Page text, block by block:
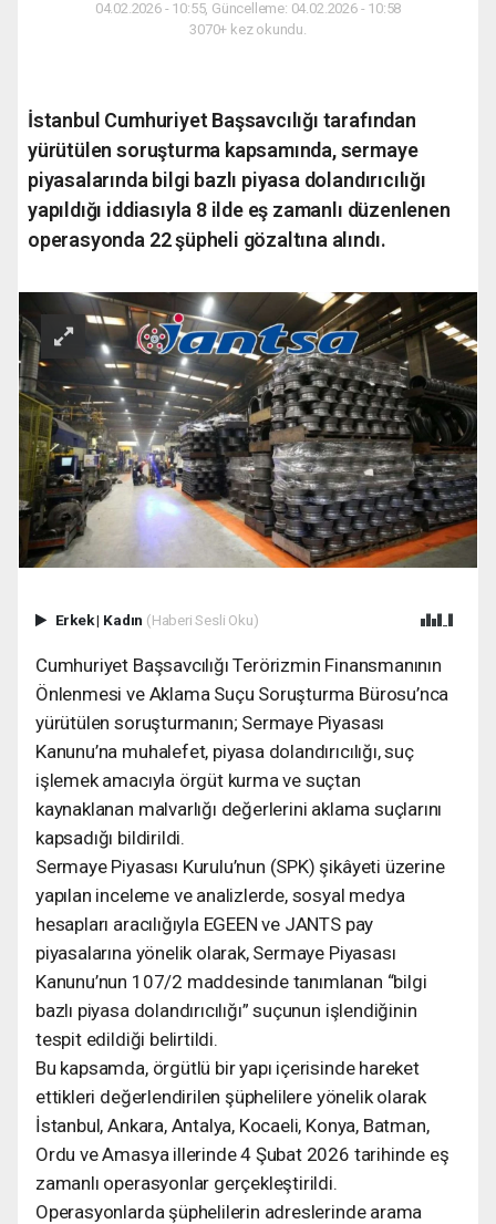
04.02.2026 - 10:55, Güncelleme: 04.02.2026 - 10:58
3070+ kez okundu.
İstanbul Cumhuriyet Başsavcılığı tarafından
yürütülen soruşturma kapsamında, sermaye
piyasalarında bilgi bazlı piyasa dolandırıcılığı
yapıldığı iddiasıyla 8 ilde eş zamanlı düzenlenen
operasyonda 22 şüpheli gözaltına alındı.
Erkek| Kadın (Haberi Sesli Oku)
Cumhuriyet Başsavcılığı Terörizmin Finansmanının
Önlenmesi ve Aklama Suçu Soruşturma Bürosu’nca
yürütülen soruşturmanın; Sermaye Piyasası
Kanunu’na muhalefet, piyasa dolandırıcılığı, suç
işlemek amacıyla örgüt kurma ve suçtan
kaynaklanan malvarlığı değerlerini aklama suçlarını
kapsadığı bildirildi.
Sermaye Piyasası Kurulu’nun (SPK) şikâyeti üzerine
yapılan inceleme ve analizlerde, sosyal medya
hesapları aracılığıyla EGEEN ve JANTS pay
piyasalarına yönelik olarak, Sermaye Piyasası
Kanunu’nun 107/2 maddesinde tanımlanan “bilgi
bazlı piyasa dolandırıcılığı” suçunun işlendiğinin
tespit edildiği belirtildi.
Bu kapsamda, örgütlü bir yapı içerisinde hareket
ettikleri değerlendirilen şüphelilere yönelik olarak
İstanbul, Ankara, Antalya, Kocaeli, Konya, Batman,
Ordu ve Amasya illerinde 4 Şubat 2026 tarihinde eş
zamanlı operasyonlar gerçekleştirildi.
Operasyonlarda şüphelilerin adreslerinde arama